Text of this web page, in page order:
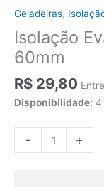
Geladeiras,
Isolação
60mm
R$ 29,80
Disponibilidade: 4
-
Evaporador
+